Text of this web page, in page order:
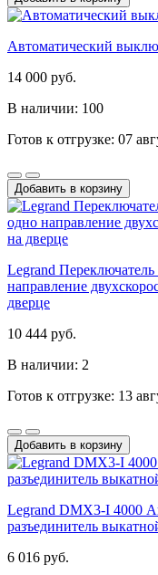
Автоматический
14 000 руб.
В наличии: 100
Готов к отгрузке: 07
Добавить в корзину
Legrand Переключатель
направление
дверце
10 444 руб.
В наличии: 2
Готов к отгрузке: 13
Добавить в корзину
Legrand DMX3-I 4000
разъединитель
6 016 руб.